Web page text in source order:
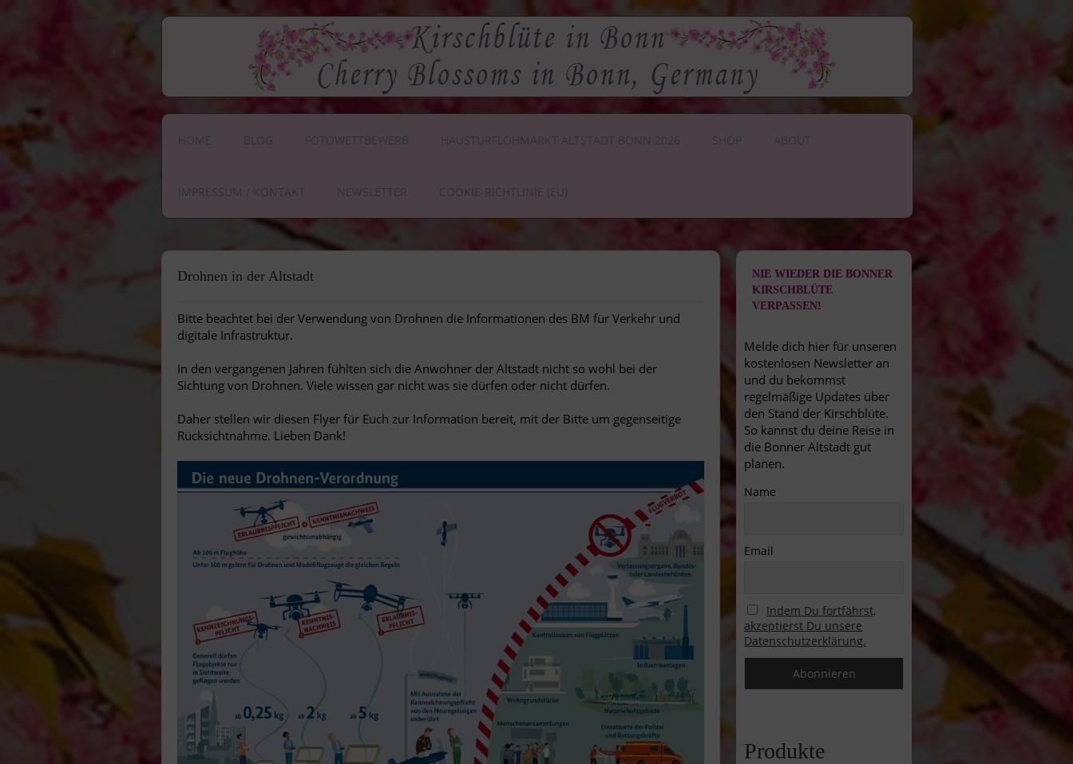
HOME BLOG FOTOWETTBEWERB HAUSTÜRFLOHMARKT ALTSTADT BONN 2026 SHOP ABOUT
IMPRESSUM / KONTAKT NEWSLETTER COOKIE-RICHTLINIE (EU)
Drohnen in der Altstadt
Bitte beachtet bei der Verwendung von Drohnen die Informationen des BM für Verkehr und
digitale Infrastruktur.
In den vergangenen Jahren fühlten sich die Anwohner der Altstadt nicht so wohl bei der
Sichtung von Drohnen. Viele wissen gar nicht was sie dürfen oder nicht dürfen.
Daher stellen wir diesen Flyer für Euch zur Information bereit, mit der Bitte um gegenseitige
Rücksichtnahme. Lieben Dank!
NIE WIEDER DIE BONNER
KIRSCHBLÜTE
VERPASSEN!
Melde dich hier für unseren
kostenlosen Newsletter an
und du bekommst
regelmäßige Updates über
den Stand der Kirschblüte.
So kannst du deine Reise in
die Bonner Altstadt gut
planen.
Name
Email
Indem Du fortfährst,
akzeptierst Du unsere
Datenschutzerklärung.
Produkte